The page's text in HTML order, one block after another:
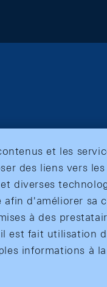
et les
des liens vers
diverses
d'améliorer sa
à des
est fait utilisation
informations à